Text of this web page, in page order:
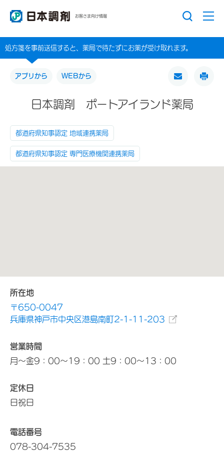
お客さま向け情報
処方箋を事前送信すると、薬局で待たずにお薬が受け取れます。
アプリから WEBから
日本調剤 ポートアイランド薬局
都道府県知事認定 地域連携薬局
都道府県知事認定 専門医療機関連携薬局
所在地
〒650-0047
兵庫県神戸市中央区港島南町2-1-11-203
営業時間
月～金9：00～19：00 土9：00～13：00
定休日
日祝日
電話番号
078-304-7535